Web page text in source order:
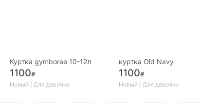
Куртка gymboree 10-12л
1100₴
Новый | Для девочки
куртка Old Navy
1100₴
Новый | Для девочки